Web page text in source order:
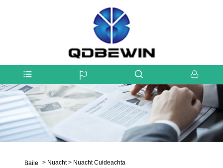
Baile > Nuacht > Nuacht Cuideachta